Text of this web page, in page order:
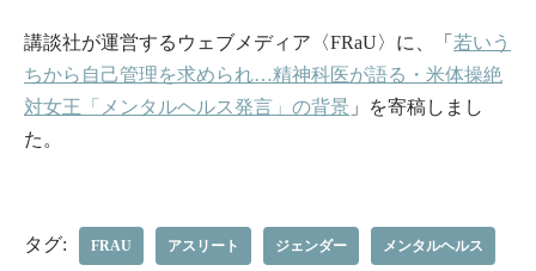
講談社が運営するウェブメディア〈FRaU〉に、「 若いう
ちから自己管理を求められ…精神科医が語る・米体操絶
対女王「メンタルヘルス発言」の背景 」を寄稿しまし
た。
タグ: FRAU アスリート ジェンダー メンタルヘルス